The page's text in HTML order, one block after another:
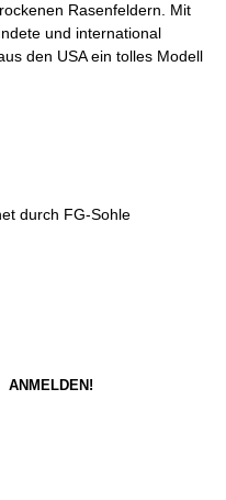
Rasenfeldern. Mit
und international
den USA ein tolles Modell
durch FG-Sohle